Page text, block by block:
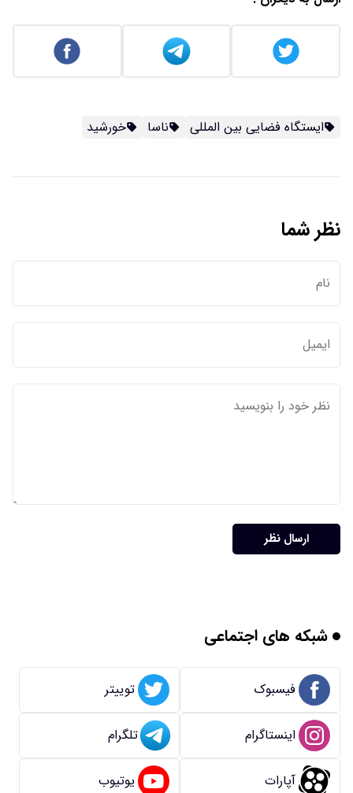
ایستگاه فضایی بین المللی ناسا خورشید
نظر شما
ارسال نظر
شبکه های اجتماعی
فیسبوک توییتر
اینستاگرام تلگرام
آپارات یوتیوب